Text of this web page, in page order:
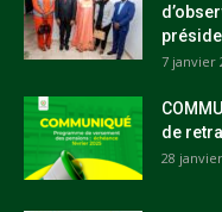
7 janvier
de
28